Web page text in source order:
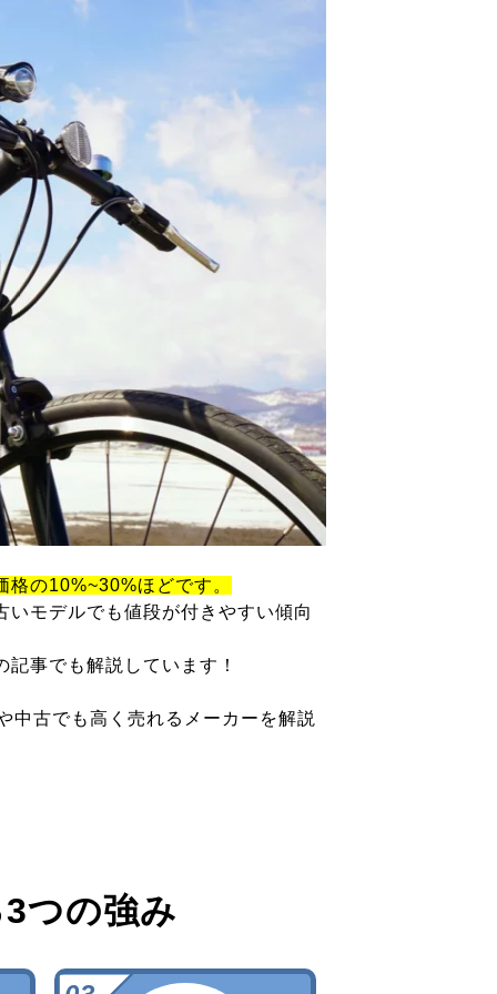
格の10%~30%ほどです。
モデルでも値段が付きやすい傾向
事でも解説しています！
中古でも高く売れるメーカーを解説
3つの強み